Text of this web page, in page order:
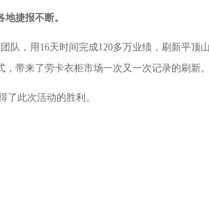
捷报不断。
队，用16天时间完成120多万业绩，刷新平顶
带来了劳卡衣柜市场一次又一次记录的刷新。
了此次活动的胜利。